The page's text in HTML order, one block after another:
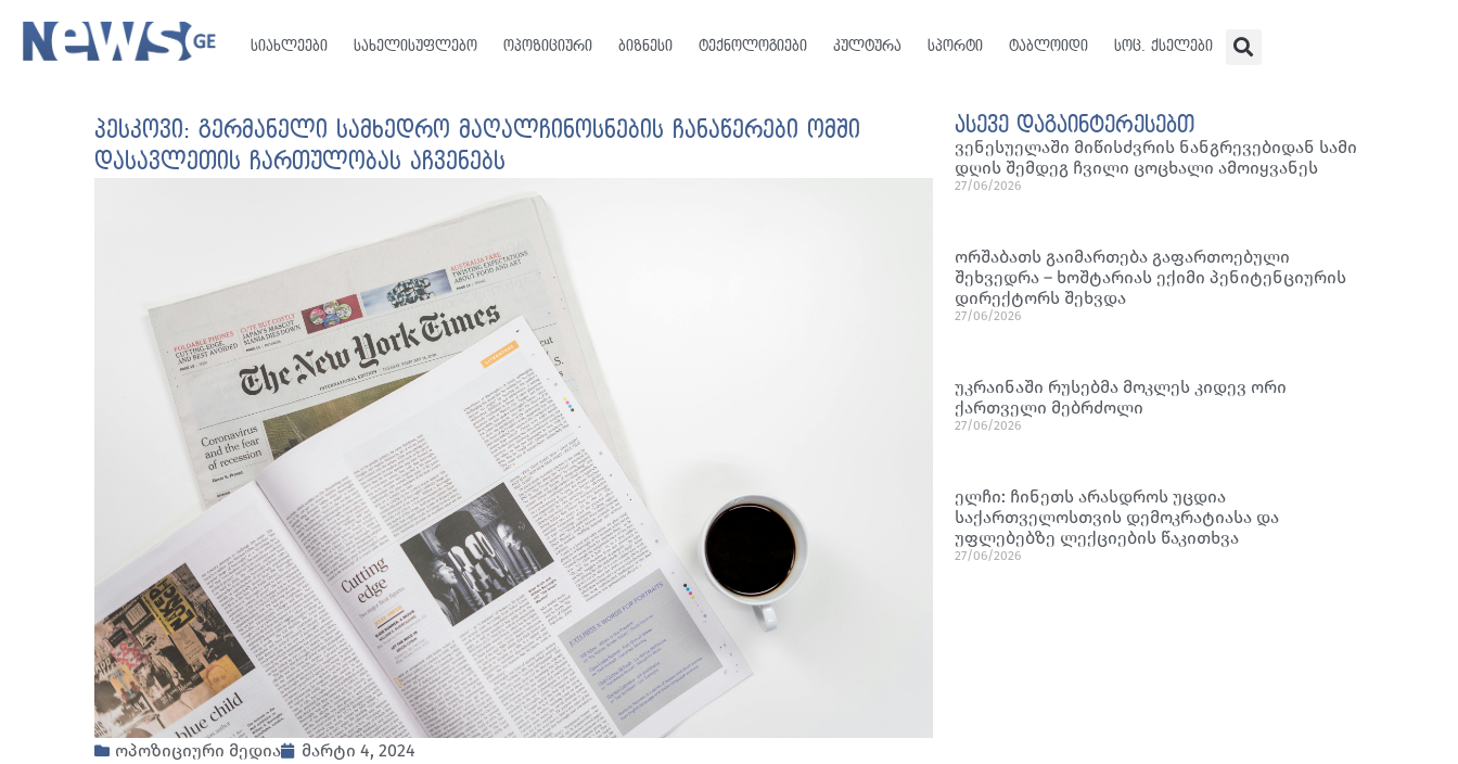
სიახლეები სახელისუფლებო ოპოზიციური ბიზნესი ტექნოლოგიები კულტურა სპორტი ტაბლოიდი სოც. ქსელები
პესკოვი: გერმანელი სამხედრო მაღალჩინოსნების ჩანაწერები ომში
დასავლეთის ჩართულობას აჩვენებს
ოპოზიციური მედია
მარტი 4, 2024
ასევე დაგაინტერესებთ
ვენესუელაში მიწისძვრის ნანგრევებიდან სამი
დღის შემდეგ ჩვილი ცოცხალი ამოიყვანეს
27/06/2026
ორშაბათს გაიმართება გაფართოებული
შეხვედრა – ხოშტარიას ექიმი პენიტენციურის
დირექტორს შეხვდა
27/06/2026
უკრაინაში რუსებმა მოკლეს კიდევ ორი
ქართველი მებრძოლი
27/06/2026
ელჩი: ჩინეთს არასდროს უცდია
საქართველოსთვის დემოკრატიასა და
უფლებებზე ლექციების წაკითხვა
27/06/2026